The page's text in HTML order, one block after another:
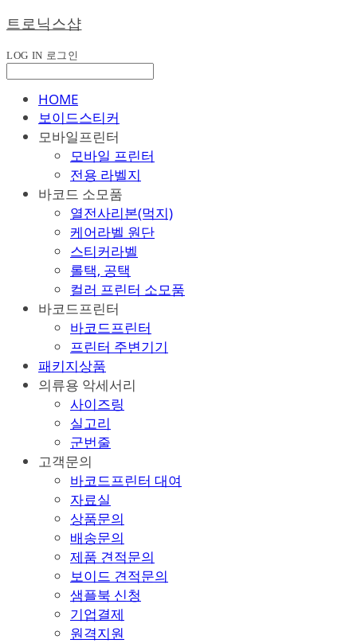
트로닉스샵
LOG IN 로그인
HOME
보이드스티커
모바일프린터
모바일 프린터
전용 라벨지
바코드 소모품
열전사리본(먹지)
케어라벨 원단
스티커라벨
롤택, 공택
컬러 프린터 소모품
바코드프린터
바코드프린터
프린터 주변기기
패키지상품
의류용 악세서리
사이즈링
실고리
군번줄
고객문의
바코드프린터 대여
자료실
상품문의
배송문의
제품 견적문의
보이드 견적문의
샘플북 신청
기업결제
원격지원